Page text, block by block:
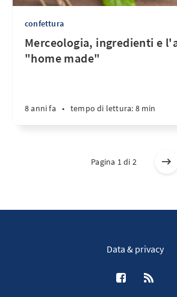
confettura
Merceologia, ingredienti e
"home made"
8 anni fa • tempo di lettura: 8 min
Pagina 1 di 2
Data & privacy